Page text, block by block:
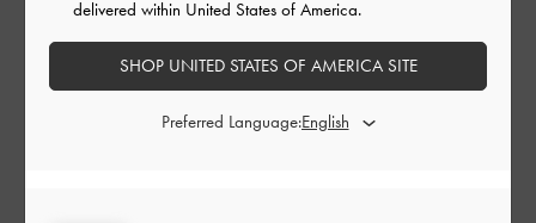
autorisée.
cadeaux.
Comment utiliser une carte-cadeau
delivered within United States of America.
SHOP UNITED STATES OF AMERICA SITE
Preferred Language: